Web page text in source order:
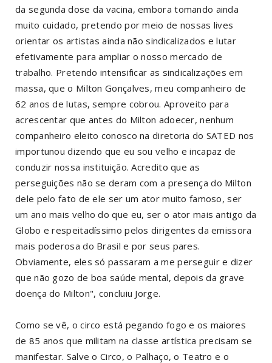
da segunda dose da vacina, embora tomando ainda
muito cuidado, pretendo por meio de nossas lives
orientar os artistas ainda não sindicalizados e lutar
efetivamente para ampliar o nosso mercado de
trabalho. Pretendo intensificar as sindicalizações em
massa, que o Milton Gonçalves, meu companheiro de
62 anos de lutas, sempre cobrou. Aproveito para
acrescentar que antes do Milton adoecer, nenhum
companheiro eleito conosco na diretoria do SATED nos
importunou dizendo que eu sou velho e incapaz de
conduzir nossa instituição. Acredito que as
perseguições não se deram com a presença do Milton
dele pelo fato de ele ser um ator muito famoso, ser
um ano mais velho do que eu, ser o ator mais antigo da
Globo e respeitadíssimo pelos dirigentes da emissora
mais poderosa do Brasil e por seus pares.
Obviamente, eles só passaram a me perseguir e dizer
que não gozo de boa saúde mental, depois da grave
doença do Milton", concluiu Jorge.
Como se vê, o circo está pegando fogo e os maiores
de 85 anos que militam na classe artística precisam se
manifestar. Salve o Circo, o Palhaço, o Teatro e o